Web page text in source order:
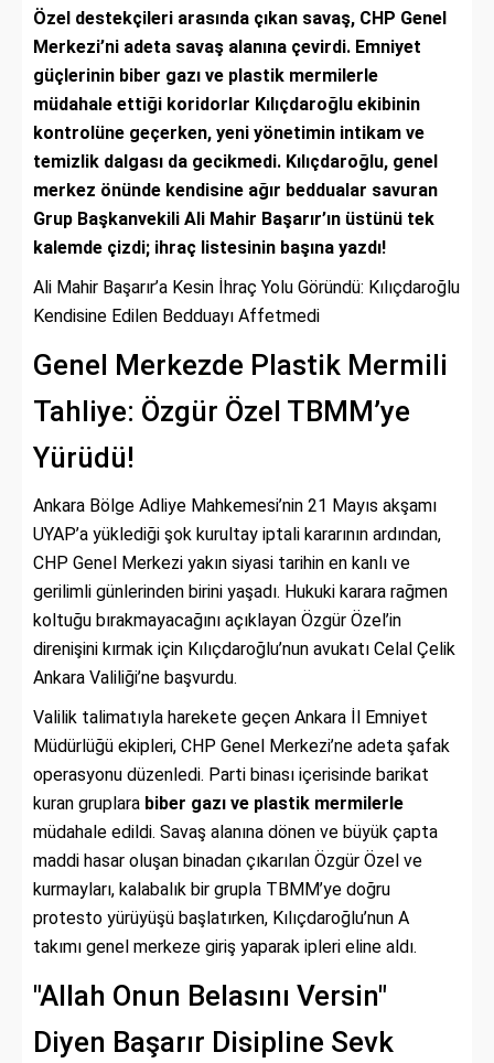
Özel destekçileri arasında çıkan savaş, CHP Genel
Merkezi’ni adeta savaş alanına çevirdi. Emniyet
güçlerinin biber gazı ve plastik mermilerle
müdahale ettiği koridorlar Kılıçdaroğlu ekibinin
kontrolüne geçerken, yeni yönetimin intikam ve
temizlik dalgası da gecikmedi. Kılıçdaroğlu, genel
merkez önünde kendisine ağır beddualar savuran
Grup Başkanvekili Ali Mahir Başarır’ın üstünü tek
kalemde çizdi; ihraç listesinin başına yazdı!
Ali Mahir Başarır’a Kesin İhraç Yolu Göründü: Kılıçdaroğlu
Kendisine Edilen Bedduayı Affetmedi
Genel Merkezde Plastik Mermili
Tahliye: Özgür Özel TBMM’ye
Yürüdü!
Ankara Bölge Adliye Mahkemesi’nin 21 Mayıs akşamı
UYAP’a yüklediği şok kurultay iptali kararının ardından,
CHP Genel Merkezi yakın siyasi tarihin en kanlı ve
gerilimli günlerinden birini yaşadı. Hukuki karara rağmen
koltuğu bırakmayacağını açıklayan Özgür Özel’in
direnişini kırmak için Kılıçdaroğlu’nun avukatı Celal Çelik
Ankara Valiliği’ne başvurdu.
Valilik talimatıyla harekete geçen Ankara İl Emniyet
Müdürlüğü ekipleri, CHP Genel Merkezi’ne adeta şafak
operasyonu düzenledi. Parti binası içerisinde barikat
kuran gruplara biber gazı ve plastik mermilerle
müdahale edildi. Savaş alanına dönen ve büyük çapta
maddi hasar oluşan binadan çıkarılan Özgür Özel ve
kurmayları, kalabalık bir grupla TBMM’ye doğru
protesto yürüyüşü başlatırken, Kılıçdaroğlu’nun A
takımı genel merkeze giriş yaparak ipleri eline aldı.
"Allah Onun Belasını Versin"
Diyen Başarır Disipline Sevk